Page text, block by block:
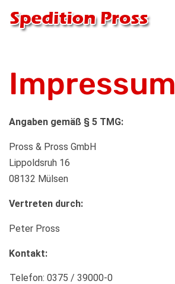
Impressum
Angaben gemäß § 5 TMG:
Pross & Pross GmbH
Lippoldsruh 16
08132 Mülsen
Vertreten durch:
Peter Pross
Kontakt:
Telefon: 0375 / 39000-0